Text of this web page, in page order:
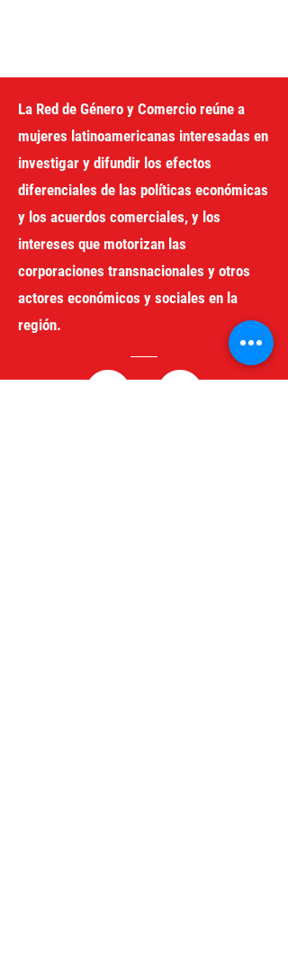
La Red de Género y Comercio reúne a
mujeres latinoamericanas interesadas en
investigar y difundir los efectos
diferenciales de las políticas económicas
y los acuerdos comerciales, y los
intereses que motorizan las
corporaciones transnacionales y otros
actores económicos y sociales en la
región.